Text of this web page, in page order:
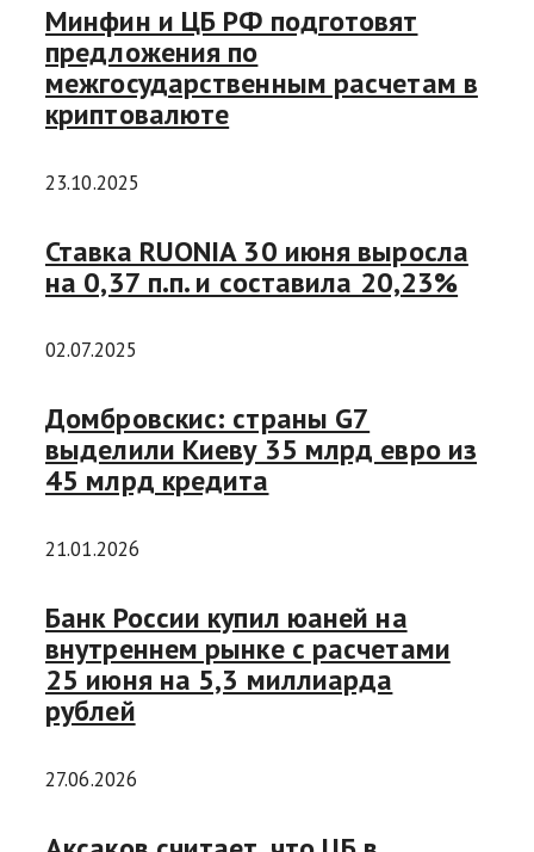
Минфин и ЦБ РФ подготовят
предложения по
межгосударственным расчетам в
криптовалюте
23.10.2025
Ставка RUONIA 30 июня выросла
на 0,37 п.п. и составила 20,23%
02.07.2025
Домбровскис: страны G7
выделили Киеву 35 млрд евро из
45 млрд кредита
21.01.2026
Банк России купил юаней на
внутреннем рынке с расчетами
25 июня на 5,3 миллиарда
рублей
27.06.2026